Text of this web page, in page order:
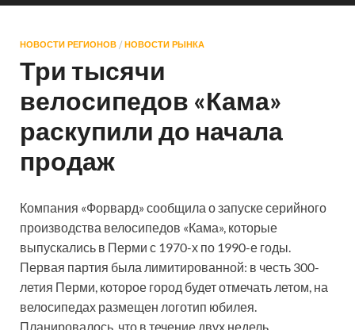
НОВОСТИ РЕГИОНОВ / НОВОСТИ РЫНКА
Три тысячи
велосипедов «Кама»
раскупили до начала
продаж
Компания «Форвард» сообщила о запуске серийного
производства велосипедов «Кама», которые
выпускались в Перми с 1970-х по 1990-е годы.
Первая партия была лимитированной: в честь 300-
летия Перми, которое город будет отмечать летом, на
велосипедах размещен логотип юбилея.
Планировалось, что в течение двух недель